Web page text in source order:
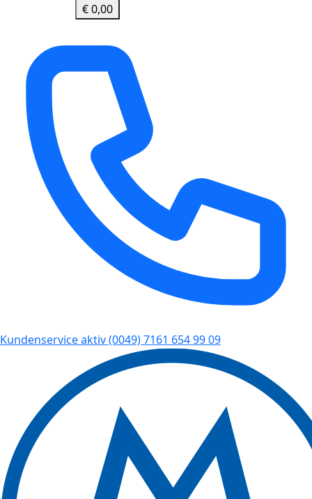
€ 0,00
Kundenservice aktiv(0049) 7161 654 99 09